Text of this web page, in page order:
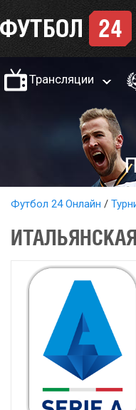
Трансляции
Футбол 24 Онлайн